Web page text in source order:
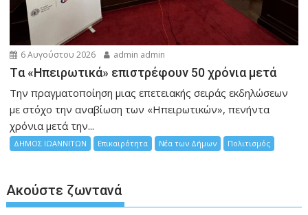
6 Αυγούστου 2026 admin admin
Tα «Ηπειρωτικά» επιστρέφουν 50 χρόνια μετά
Την πραγματοποίηση μιας επετειακής σειράς εκδηλώσεων
με στόχο την αναβίωση των «Ηπειρωτικών», πενήντα
χρόνια μετά την...
ΔΗΜΟΣ ΙΩΑΝΝΙΤΩΝ Επικαιρότητα Νέα των Δήμων Πολιτισμός
Ακούστε ζωντανά